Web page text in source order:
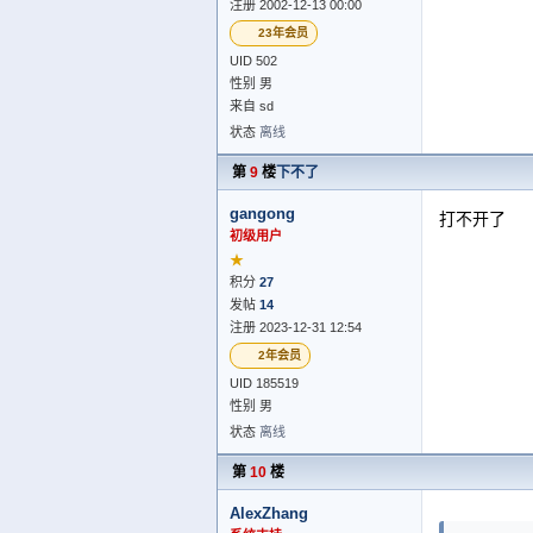
注册 2002-12-13 00:00
23年会员
UID 502
性别 男
来自 sd
状态 离线
第 9 楼下不了
gangong
初级用户
★
积分 27
发帖 14
注册 2023-12-31 12:54
2年会员
UID 185519
性别 男
状态 离线
打不开了
第 10 楼
AlexZhang